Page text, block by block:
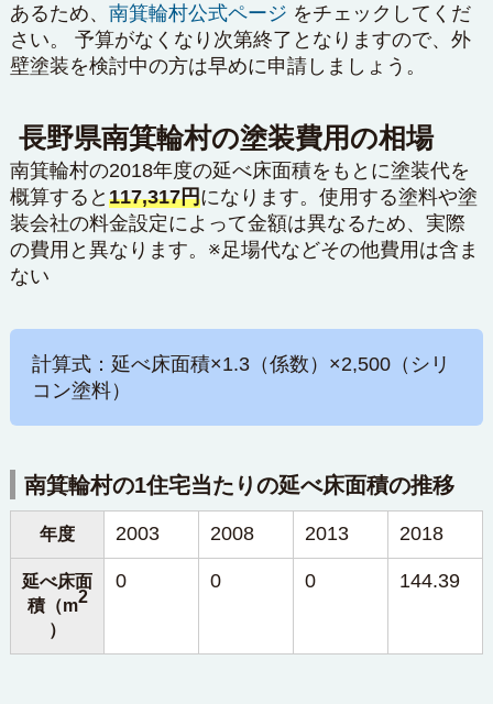
あるため、 南箕輪村公式ページ をチェックしてくだ
さい。 予算がなくなり次第終了となりますので、外
壁塗装を検討中の方は早めに申請しましょう。
長野県南箕輪村の塗装費用の相場
南箕輪村の2018年度の延べ床面積をもとに塗装代を
概算すると 117,317円になります。使用する塗料や塗
装会社の料金設定によって金額は異なるため、実際
の費用と異なります。※足場代などその他費用は含ま
ない
計算式：延べ床面積×1.3（係数）×2,500（シリ
コン塗料）
南箕輪村の1住宅当たりの延べ床面積の推移
年度 2003 2008 2013 2018
延べ床面
積（m2
）
0 0 0 144.39